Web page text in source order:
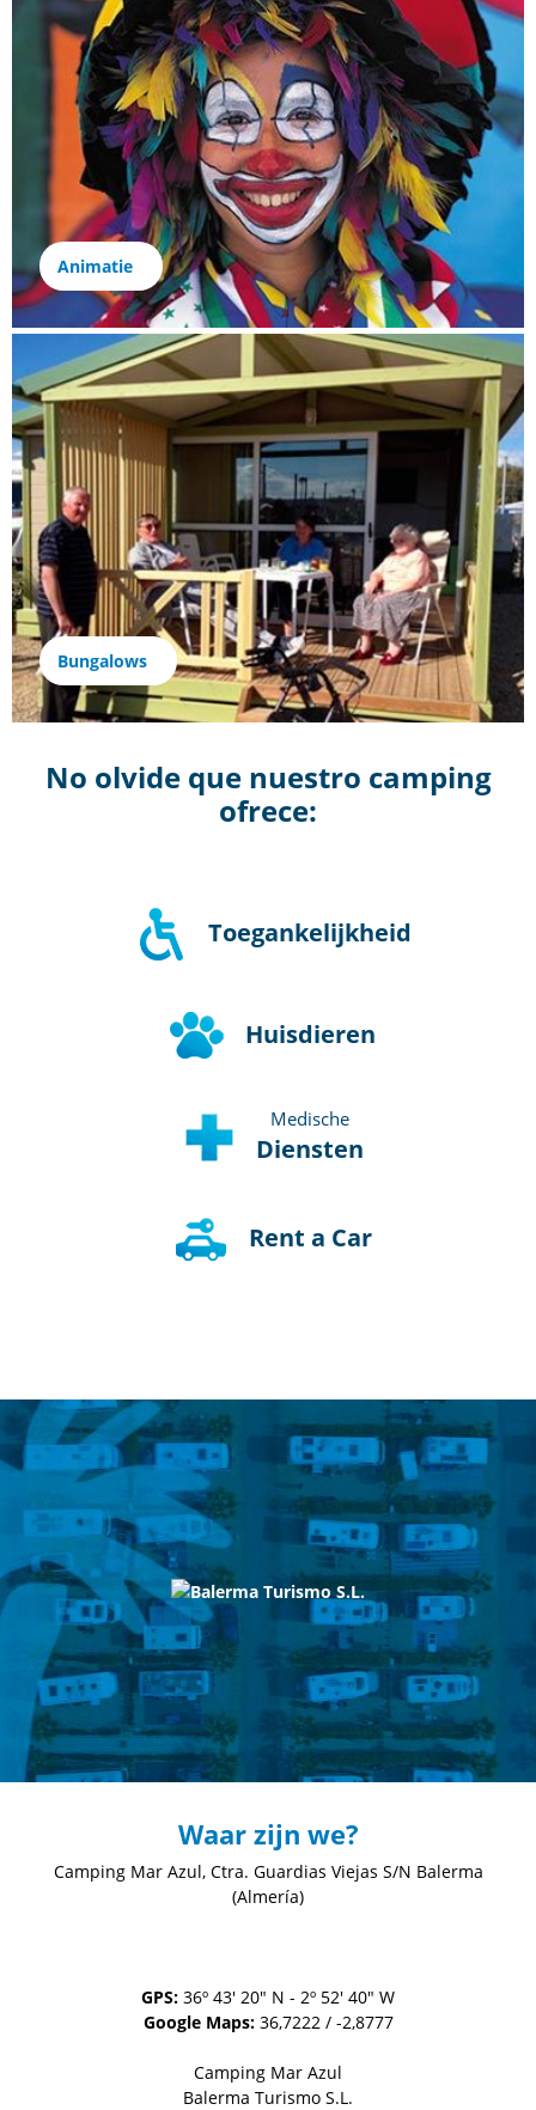
Animatie
Bungalows
No olvide que nuestro camping
ofrece:
Toegankelijkheid
Huisdieren
Medische
Diensten
Rent a Car
Waar zijn we?
Camping Mar Azul, Ctra. Guardias Viejas S/N Balerma
(Almería)
GPS: 36º 43' 20" N - 2º 52' 40" W
Google Maps:36,7222 / -2,8777
Camping Mar Azul
Balerma Turismo S.L.